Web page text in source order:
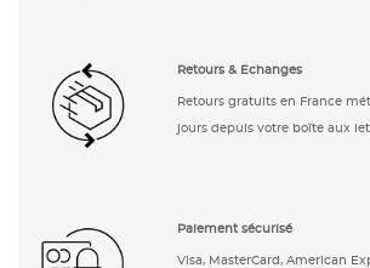
Retours & Echanges
Retours gratuits en France
jours depuis votre boîte aux
Paiement sécurisé
Visa, MasterCard, American